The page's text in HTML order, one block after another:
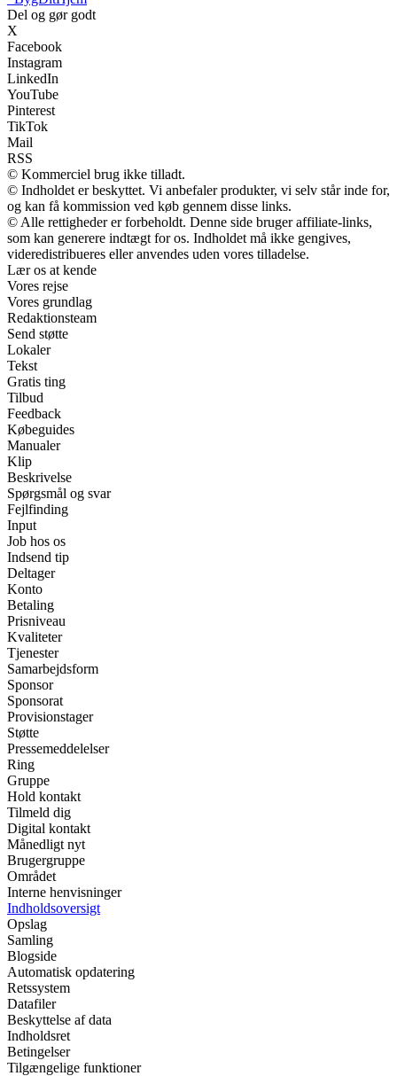
Del og gør godt
X
Facebook
Instagram
LinkedIn
YouTube
Pinterest
TikTok
Mail
RSS
© Kommerciel brug ikke tilladt.
© Indholdet er beskyttet. Vi anbefaler produkter, vi selv står inde for,
og kan få kommission ved køb gennem disse links.
© Alle rettigheder er forbeholdt. Denne side bruger affiliate-links,
som kan generere indtægt for os. Indholdet må ikke gengives,
videredistribueres eller anvendes uden vores tilladelse.
Lær os at kende
Vores rejse
Vores grundlag
Redaktionsteam
Send støtte
Lokaler
Tekst
Gratis ting
Tilbud
Feedback
Købeguides
Manualer
Klip
Beskrivelse
Spørgsmål og svar
Fejlfinding
Input
Job hos os
Indsend tip
Deltager
Konto
Betaling
Prisniveau
Kvaliteter
Tjenester
Samarbejdsform
Sponsor
Sponsorat
Provisionstager
Støtte
Pressemeddelelser
Ring
Gruppe
Hold kontakt
Tilmeld dig
Digital kontakt
Månedligt nyt
Brugergruppe
Området
Interne henvisninger
Indholdsoversigt
Opslag
Samling
Blogside
Automatisk opdatering
Retssystem
Datafiler
Beskyttelse af data
Indholdsret
Betingelser
Tilgængelige funktioner